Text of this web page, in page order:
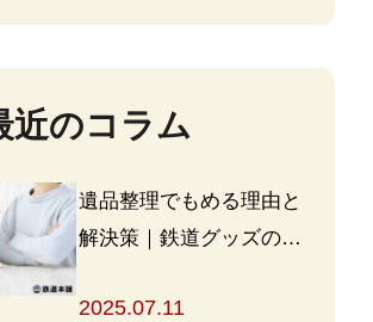
近のコラム
遺品整理でもめる理由と
解決策｜鉄道グッズの整
2025.07.11